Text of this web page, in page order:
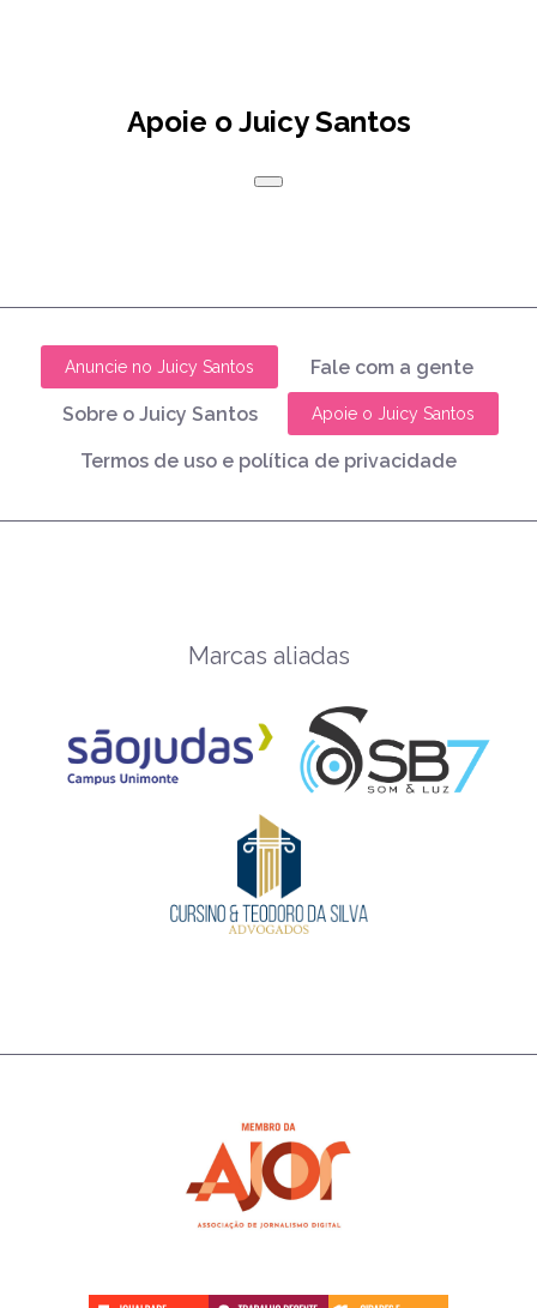
Apoie o Juicy Santos
Anuncie no Juicy Santos Fale com a gente
Sobre o Juicy Santos Apoie o Juicy Santos
Termos de uso e política de privacidade
Marcas aliadas